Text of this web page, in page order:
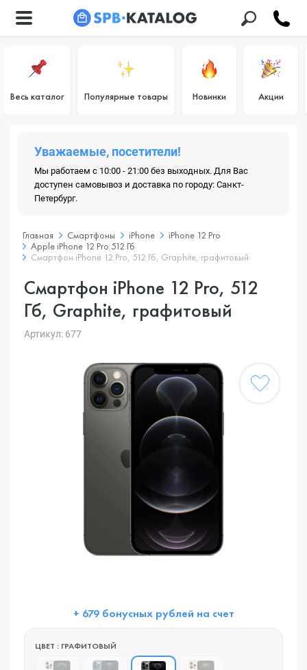
Весь каталог Популярные товары Новинки Акции
Уважаемые, посетители!
Мы работаем с 10:00 - 21:00 без выходных. Для Вас
доступен самовывоз и доставка по городу: Санкт-
Петербург.
Главная Смартфоны iPhone
iPhone 12 Pro
Apple iPhone 12 Pro 512 Гб
Смартфон iPhone 12 Pro, 512 Гб, Graphite, графитовый
Смартфон iPhone 12 Pro, 512
Гб, Graphite, графитовый
Артикул: 677
+ 679 бонусных рублей на счет
ЦВЕТ : ГРАФИТОВЫЙ